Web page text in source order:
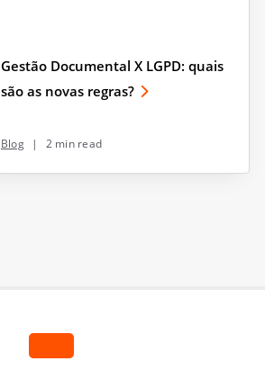
Gestão Documental X LGPD: quais
são as novas regras?
Blog | 2 min read